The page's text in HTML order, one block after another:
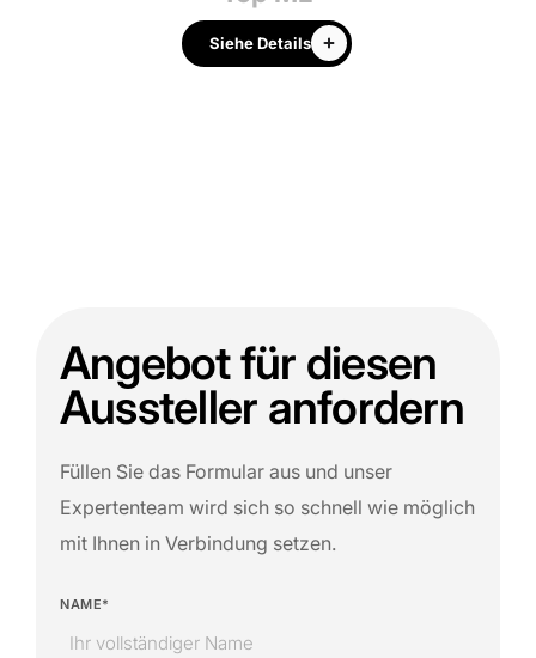
Siehe Details
Angebot für diesen
Aussteller anfordern
Füllen Sie das Formular aus und unser
Expertenteam wird sich so schnell wie möglich
mit Ihnen in Verbindung setzen.
NAME*